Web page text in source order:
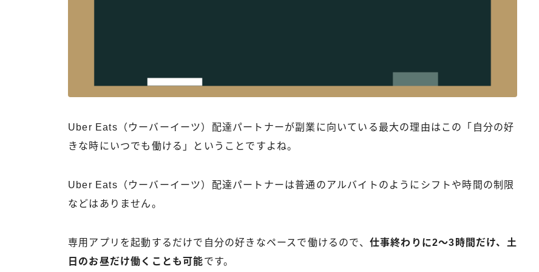
Uber Eats（ウーバーイーツ）配達パートナーが副業に向いている最大の理由はこの「自分の好
きな時にいつでも働ける」ということですよね。
Uber Eats（ウーバーイーツ）配達パートナーは普通のアルバイトのようにシフトや時間の制限
などはありません。
専用アプリを起動するだけで自分の好きなペースで働けるので、 仕事終わりに2～3時間だけ、土
日のお昼だけ働くことも可能です。